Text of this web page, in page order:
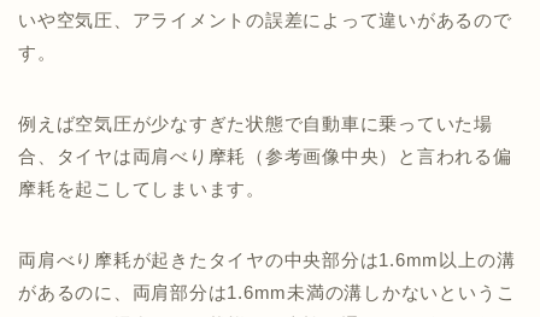
いや空気圧、アライメントの誤差によって違いがあるので
す。
例えば空気圧が少なすぎた状態で自動車に乗っていた場
合、タイヤは両肩べり摩耗（参考画像中央）と言われる偏
摩耗を起こしてしまいます。
両肩べり摩耗が起きたタイヤの中央部分は1.6mm以上の溝
があるのに、両肩部分は1.6mm未満の溝しかないというこ